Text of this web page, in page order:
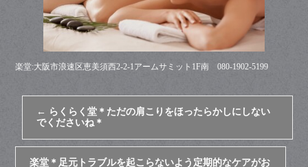
楽堂:大阪市浪速区恵美須西2-2-1アームサミット1F南 080-1902-5199
← らくらく堂＊ただの肩こりをほったらかしにしない
でくださいね＊
楽堂＊足元トラブルを起こらないよう定期的なケアがお